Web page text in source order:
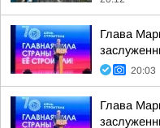
Глава
20:03
Глава